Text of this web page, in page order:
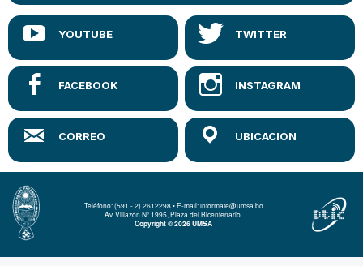
Teléfono: (591 - 2) 2612298 • E-mail: informate@umsa.bo
Av. Villazón N° 1995, Plaza del Bicentenario.
Copyright © 2026 UMSA